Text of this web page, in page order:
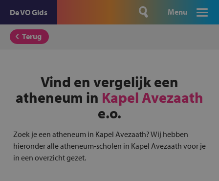
De VO Gids Menu
Terug
Vind en vergelijk een
atheneum in Kapel Avezaath
e.o.
Zoek je een atheneum in Kapel Avezaath? Wij hebben
hieronder alle atheneum-scholen in Kapel Avezaath voor je
in een overzicht gezet.